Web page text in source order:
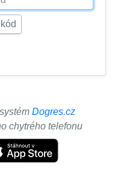
Dogres.cz
chytrého telefonu